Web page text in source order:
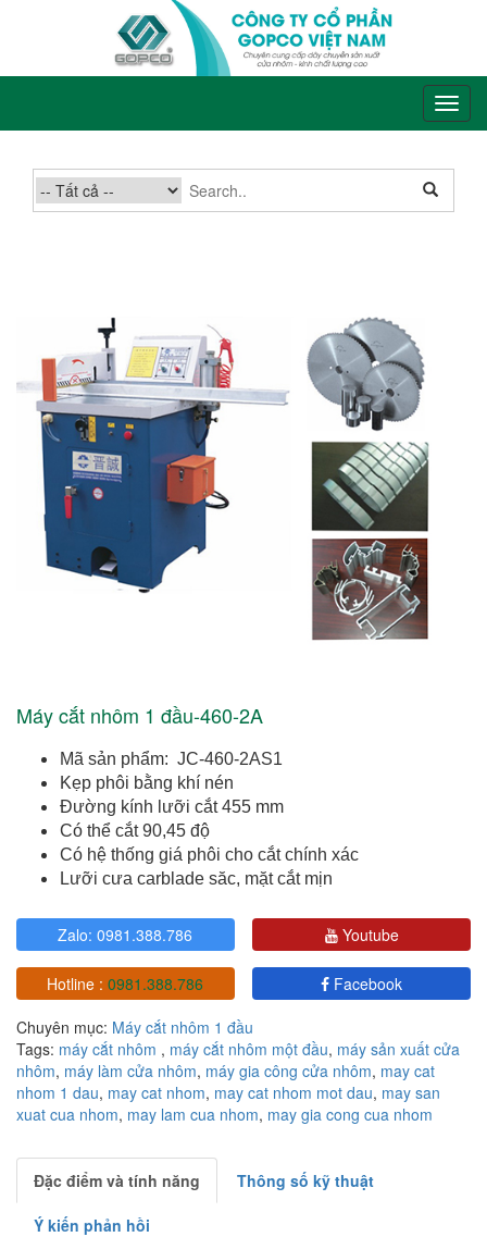
Máy cắt nhôm 1 đầu-460-2A
Mã sản phẩm: JC-460-2AS1
Kẹp phôi bằng khí nén
Đường kính lưỡi cắt 455 mm
Có thể cắt 90,45 độ
Có hệ thống giá phôi cho cắt chính xác
Lưỡi cưa carblade săc, mặt cắt mịn
Zalo: 0981.388.786
Hotline :0981.388.786
Youtube
Facebook
Chuyên mục: Máy cắt nhôm 1 đầu
Tags: máy cắt nhôm , máy cắt nhôm một đầu, máy sản xuất cửa
nhôm, máy làm cửa nhôm, máy gia công cửa nhôm, may cat
nhom 1 dau, may cat nhom, may cat nhom mot dau, may san
xuat cua nhom, may lam cua nhom, may gia cong cua nhom
Đặc điểm và tính năng Thông số kỹ thuật
Ý kiến phản hồi